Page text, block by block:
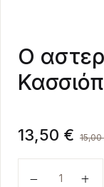
Ο
13,50 € 15,00